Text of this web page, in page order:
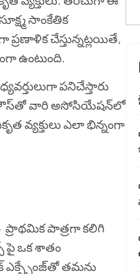
సాంకేతిక
చేస్తున్నట్లయితే,
ఉంటుంది.
పనిచేస్తారు
హౌస్‌తో వారి అసోసియేషన్‌లో
వ్యక్తులు ఎలా భిన్నంగా
ప్రాథమిక పాత్రగా కలిగి
పై ఒక శాతం
ఎక్స్చేంజ్‌తో తమను